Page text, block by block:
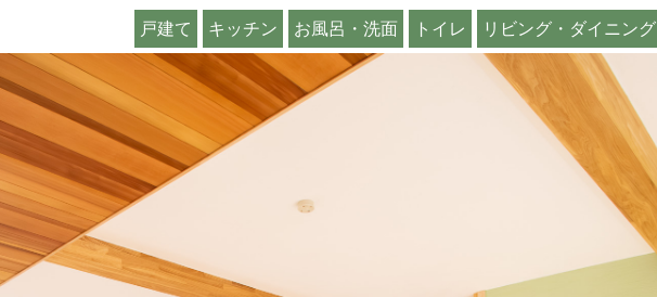
戸建て キッチン お風呂・洗面 トイレ リビング・ダイニング